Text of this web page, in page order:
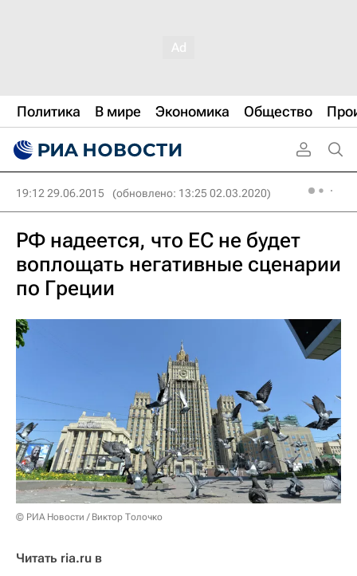
Политика В мире Экономика Общество
19:12 29.06.2015 (обновлено: 13:25 02.03.2020)
РФ надеется, что ЕС не будет
воплощать негативные сценарии
по Греции
© РИА Новости / Виктор Толочко
Читать ria.ru в